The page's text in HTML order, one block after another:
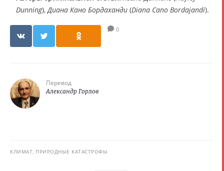
Dunning), Диана Кано Бордаханди (Diana Cano Bordajandi).
0
Перевод
Александр Горлов
КЛИМАТ, ПРИРОДНЫЕ КАТАСТРОФЫ